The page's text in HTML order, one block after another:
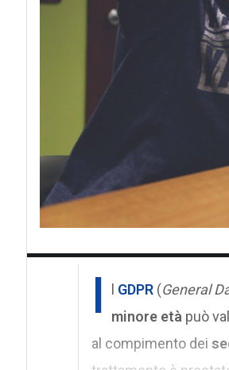
I GDPR(General
minore età può
al compimento dei